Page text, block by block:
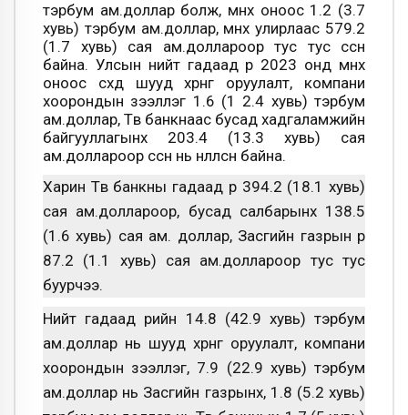
тэрбум ам.доллар болж, өмнөх оноос 1.2 (3.7
хувь) тэрбум ам.доллар, өмнөх улирлаас 579.2
(1.7 хувь) сая ам.доллароор тус тус өссөн
байна. Улсын нийт гадаад өр 2023 онд өмнөх
оноос өсөхөд шууд хөрөнгө оруулалт, компани
хоорондын зээллэг 1.6 (1 2.4 хувь) тэрбум
ам.доллар, Төв банкнаас бусад хадгаламжийн
байгууллагынх 203.4 (13.3 хувь) сая
ам.доллароор өссөн нь нөлөөлсөн байна.
Харин Төв банкны гадаад өр 394.2 (18.1 хувь)
сая ам.доллароор, бусад салбарынх 138.5
(1.6 хувь) сая ам. доллар, Засгийн газрын өр
87.2 (1.1 хувь) сая ам.доллароор тус тус
буурчээ.
Нийт гадаад өрийн 14.8 (42.9 хувь) тэрбум
ам.доллар нь шууд хөрөнгө оруулалт, компани
хоорондын зээллэг, 7.9 (22.9 хувь) тэрбум
ам.доллар нь Засгийн газрынх, 1.8 (5.2 хувь)